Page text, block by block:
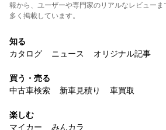
報から、ユーザーや専門家のリアルなレビュー
多く掲載しています。
知る
カタログ
ニュース オリジナル記事
買う・売る
中古車検索
新車見積り 車買取
楽しむ
マイカー
みんカラ